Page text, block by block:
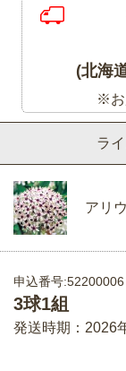
ラ
アリ
申込番号:52200006
3球1組
発送時期：2026
(北海
※お